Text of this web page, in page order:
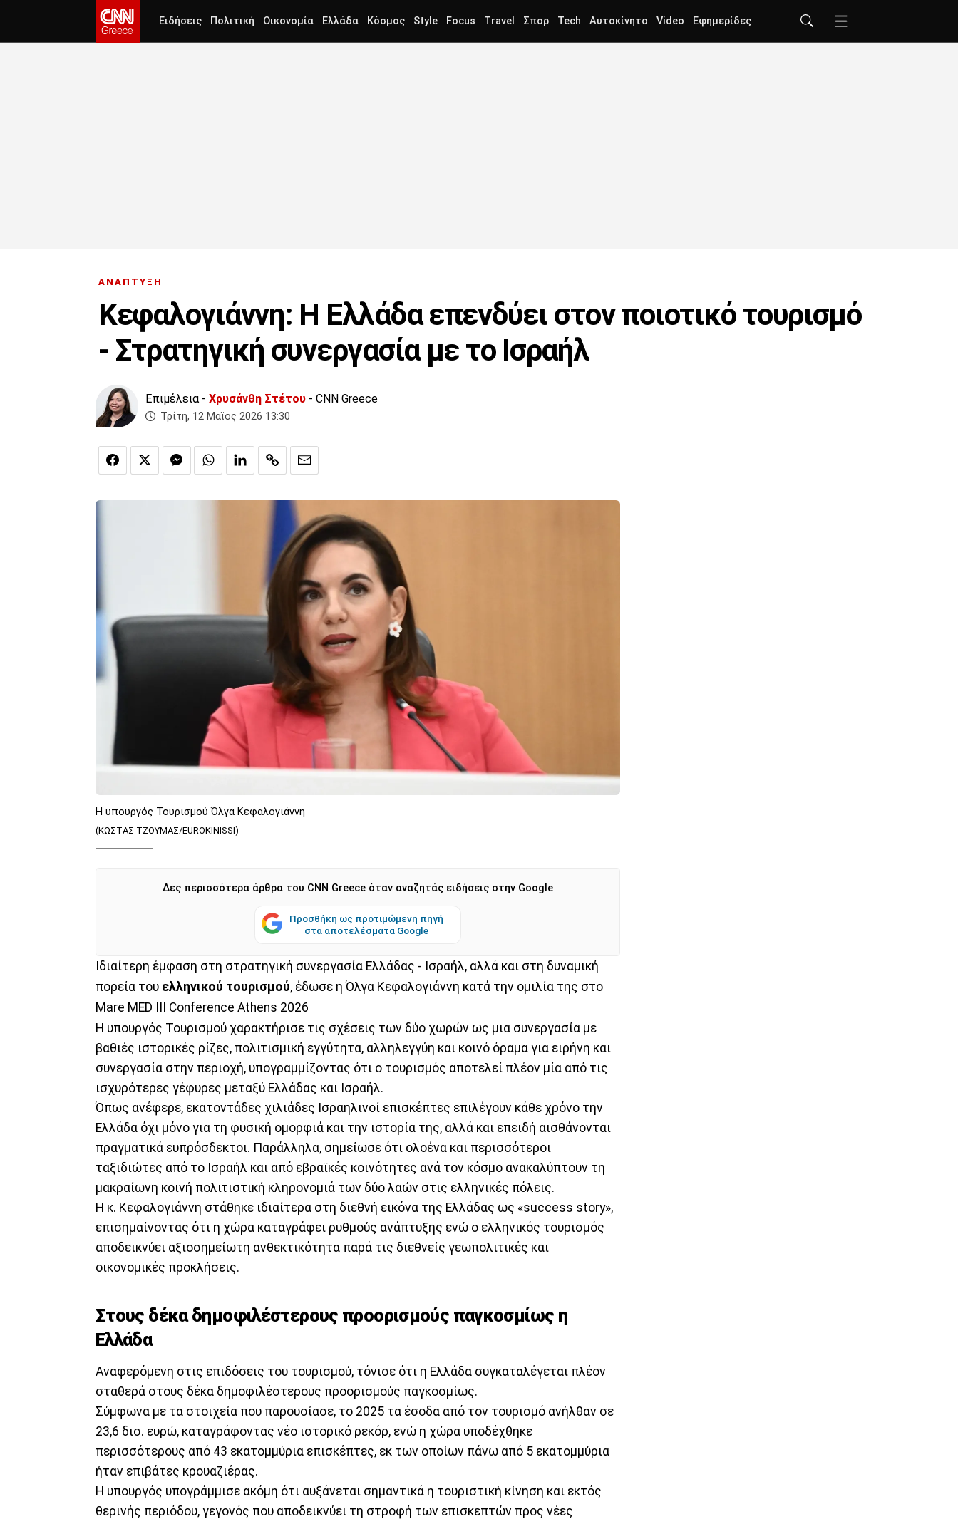
Ειδήσεις Πολιτική Οικονομία Ελλάδα Κόσμος Style Focus Travel Σπορ Tech Αυτοκίνητο Video Εφημερίδες
ΑΝΑΠΤΥΞΗ
Κεφαλογιάννη: Η Ελλάδα επενδύει στον ποιοτικό τουρισμό
- Στρατηγική συνεργασία με το Ισραήλ
Επιμέλεια - Χρυσάνθη Στέτου - CNN Greece
Τρίτη, 12 Μαϊος 2026 13:30
Η υπουργός Τουρισμού Όλγα Κεφαλογιάννη
(ΚΩΣΤΑΣ ΤΖΟΥΜΑΣ/EUROKINISSI)
Δες περισσότερα άρθρα του CNN Greece όταν αναζητάς ειδήσεις στην Google
Προσθήκη ως προτιμώμενη πηγή
στα αποτελέσματα Google
Ιδιαίτερη έμφαση στη στρατηγική συνεργασία Ελλάδας - Ισραήλ, αλλά και στη δυναμική
πορεία του ελληνικού τουρισμού, έδωσε η Όλγα Κεφαλογιάννη κατά την ομιλία της στο
Mare MED ΙΙΙ Conference Athens 2026
Η υπουργός Τουρισμού χαρακτήρισε τις σχέσεις των δύο χωρών ως μια συνεργασία με
βαθιές ιστορικές ρίζες, πολιτισμική εγγύτητα, αλληλεγγύη και κοινό όραμα για ειρήνη και
συνεργασία στην περιοχή, υπογραμμίζοντας ότι ο τουρισμός αποτελεί πλέον μία από τις
ισχυρότερες γέφυρες μεταξύ Ελλάδας και Ισραήλ.
Όπως ανέφερε, εκατοντάδες χιλιάδες Ισραηλινοί επισκέπτες επιλέγουν κάθε χρόνο την
Ελλάδα όχι μόνο για τη φυσική ομορφιά και την ιστορία της, αλλά και επειδή αισθάνονται
πραγματικά ευπρόσδεκτοι. Παράλληλα, σημείωσε ότι ολοένα και περισσότεροι
ταξιδιώτες από το Ισραήλ και από εβραϊκές κοινότητες ανά τον κόσμο ανακαλύπτουν τη
μακραίωνη κοινή πολιτιστική κληρονομιά των δύο λαών στις ελληνικές πόλεις.
Η κ. Κεφαλογιάννη στάθηκε ιδιαίτερα στη διεθνή εικόνα της Ελλάδας ως «success story»,
επισημαίνοντας ότι η χώρα καταγράφει ρυθμούς ανάπτυξης ενώ ο ελληνικός τουρισμός
αποδεικνύει αξιοσημείωτη ανθεκτικότητα παρά τις διεθνείς γεωπολιτικές και
οικονομικές προκλήσεις.
Στους δέκα δημοφιλέστερους προορισμούς παγκοσμίως η
Ελλάδα
Αναφερόμενη στις επιδόσεις του τουρισμού, τόνισε ότι η Ελλάδα συγκαταλέγεται πλέον
σταθερά στους δέκα δημοφιλέστερους προορισμούς παγκοσμίως.
Σύμφωνα με τα στοιχεία που παρουσίασε, το 2025 τα έσοδα από τον τουρισμό ανήλθαν σε
23,6 δισ. ευρώ, καταγράφοντας νέο ιστορικό ρεκόρ, ενώ η χώρα υποδέχθηκε
περισσότερους από 43 εκατομμύρια επισκέπτες, εκ των οποίων πάνω από 5 εκατομμύρια
ήταν επιβάτες κρουαζιέρας.
Η υπουργός υπογράμμισε ακόμη ότι αυξάνεται σημαντικά η τουριστική κίνηση και εκτός
θερινής περιόδου, γεγονός που αποδεικνύει τη στροφή των επισκεπτών προς νέες